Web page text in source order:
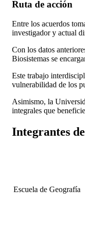
Ruta de acción
Entre los acuerdos
investigador y actual
Con los datos
Biosistemas se
Este trabajo
vulnerabilidad de los
Asimismo, la
integrales que
Integrantes
Escuela de Geografía